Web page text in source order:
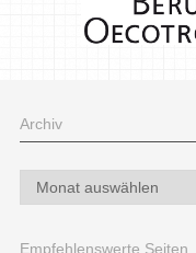
Archiv
Archiv
Empfehlenswerte Seiten